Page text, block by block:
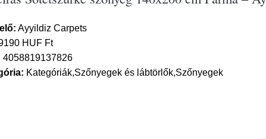
Ayyildiz Carpets
HUF Ft
4058819137826
Kategóriák,Szőnyegek és lábtörlők,Szőnyegek